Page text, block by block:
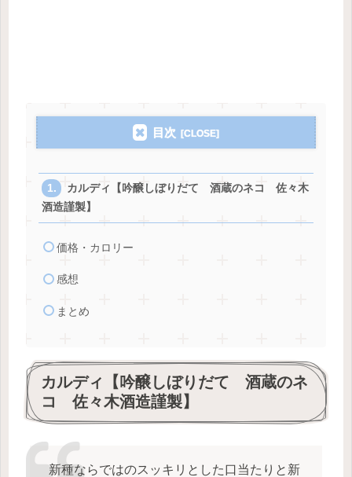
目次
カルディ【吟醸しぼりだて 酒蔵のネコ 佐々木
酒造謹製】
価格・カロリー
感想
まとめ
カルディ【吟醸しぼりだて 酒蔵のネ
コ 佐々木酒造謹製】
新種ならではのスッキリとした口当たりと新